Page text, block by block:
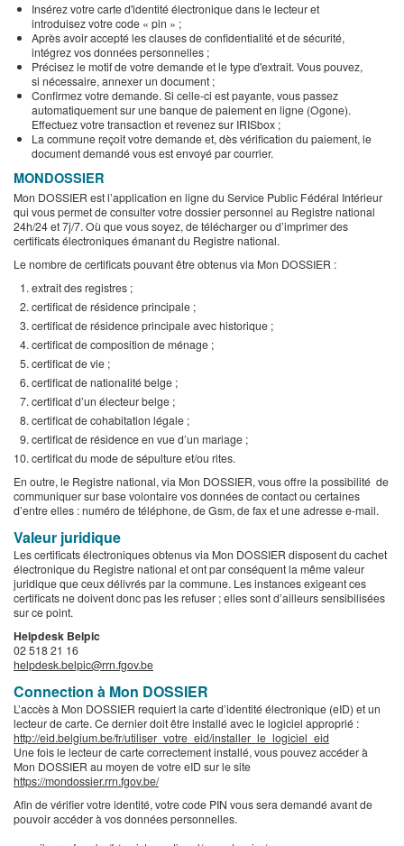
Insérez votre carte d'identité électronique dans le lecteur et
introduisez votre code « pin » ;
Après avoir accepté les clauses de confidentialité et de sécurité,
intégrez vos données personnelles ;
Précisez le motif de votre demande et le type d'extrait. Vous pouvez,
si nécessaire, annexer un document ;
Confirmez votre demande. Si celle-ci est payante, vous passez
automatiquement sur une banque de paiement en ligne (Ogone).
Effectuez votre transaction et revenez sur IRISbox ;
La commune reçoit votre demande et, dès vérification du paiement, le
document demandé vous est envoyé par courrier.
MONDOSSIER
Mon DOSSIER est l’application en ligne du Service Public Fédéral Intérieur
qui vous permet de consulter votre dossier personnel au Registre national
24h/24 et 7j/7. Où que vous soyez, de télécharger ou d’imprimer des
certificats électroniques émanant du Registre national.
Le nombre de certificats pouvant être obtenus via Mon DOSSIER :
extrait des registres ;
certificat de résidence principale ;
certificat de résidence principale avec historique ;
certificat de composition de ménage ;
certificat de vie ;
certificat de nationalité belge ;
certificat d’un électeur belge ;
certificat de cohabitation légale ;
certificat de résidence en vue d’un mariage ;
certificat du mode de sépulture et/ou rites.
En outre, le Registre national, via Mon DOSSIER, vous offre la possibilité de
communiquer sur base volontaire vos données de contact ou certaines
d’entre elles : numéro de téléphone, de Gsm, de fax et une adresse e-mail.
Valeur juridique
Les certificats électroniques obtenus via Mon DOSSIER disposent du cachet
électronique du Registre national et ont par conséquent la même valeur
juridique que ceux délivrés par la commune. Les instances exigeant ces
certificats ne doivent donc pas les refuser ; elles sont d’ailleurs sensibilisées
sur ce point.
Helpdesk Belpic
02 518 21 16
helpdesk.belpic@rrn.fgov.be
Connection à Mon DOSSIER
L’accès à Mon DOSSIER requiert la carte d’identité électronique (eID) et un
lecteur de carte. Ce dernier doit être installé avec le logiciel approprié :
http://eid.belgium.be/fr/utiliser_votre_eid/installer_le_logiciel_eid
Une fois le lecteur de carte correctement installé, vous pouvez accéder à
Mon DOSSIER au moyen de votre eID sur le site
https://mondossier.rrn.fgov.be/
Afin de vérifier votre identité, votre code PIN vous sera demandé avant de
pouvoir accéder à vos données personnelles.